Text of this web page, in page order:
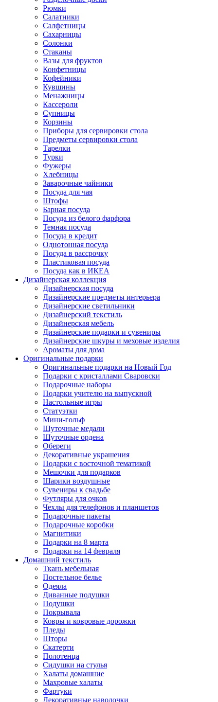
Рюмки
Салатники
Салфетницы
Сахарницы
Солонки
Стаканы
Вазы для фруктов
Конфетницы
Кофейники
Кувшины
Менажницы
Кассероли
Супницы
Корзины
Приборы для сервировки стола
Предметы сервировки стола
Тарелки
Турки
Фужеры
Хлебницы
Заварочные чайники
Посуда для чая
Штофы
Барная посуда
Посуда из белого фарфора
Темная посуда
Посуда в кредит
Однотонная посуда
Посуда в рассрочку
Пластиковая посуда
Посуда как в ИКЕА
Дизайнерская коллекция
Дизайнерская посуда
Дизайнерские предметы интерьера
Дизайнерские светильники
Дизайнерский текстиль
Дизайнерская мебель
Дизайнерские подарки и сувениры
Дизайнерские шкуры и меховые изделия
Ароматы для дома
Оригинальные подарки
Оригинальные подарки на Новый Год
Подарки с кристаллами Сваровски
Подарочные наборы
Подарки учителю на выпускной
Настольные игры
Статуэтки
Мини-гольф
Шуточные медали
Шуточные ордена
Обереги
Декоративные украшения
Подарки с восточной тематикой
Мешочки для подарков
Шарики воздушные
Сувениры к свадьбе
Футляры для очков
Чехлы для телефонов и планшетов
Подарочные пакеты
Подарочные коробки
Магнитики
Подарки на 8 марта
Подарки на 14 февраля
Домашний текстиль
Ткань мебельная
Постельное белье
Одеяла
Диванные подушки
Подушки
Покрывала
Ковры и ковровые дорожки
Пледы
Шторы
Скатерти
Полотенца
Сидушки на стулья
Халаты домашние
Махровые халаты
Фартуки
Декоративные наволочки